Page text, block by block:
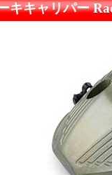
キキャリパー